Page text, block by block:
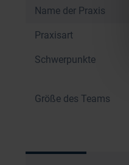
Name der Praxis
Praxisart
Schwerpunkte
Größe des Teams